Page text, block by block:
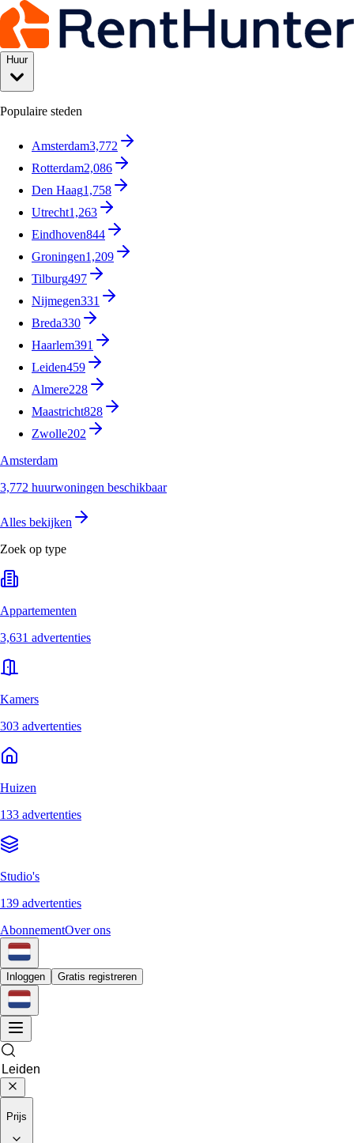
Huur
Populaire steden
Amsterdam3,772
Rotterdam2,086
Den Haag1,758
Utrecht1,263
Eindhoven844
Groningen1,209
Tilburg497
Nijmegen331
Breda330
Haarlem391
Leiden459
Almere228
Maastricht828
Zwolle202
Amsterdam
3,772 huurwoningen beschikbaar
Alles bekijken
Zoek op type
Appartementen
3,631 advertenties
Kamers
303 advertenties
Huizen
133 advertenties
Studio's
139 advertenties
AbonnementOver ons
Inloggen Gratis registreren
Prijs